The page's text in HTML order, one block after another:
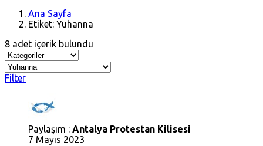
Ana Sayfa
Etiket: Yuhanna
8 adet içerik bulundu
Filter
Paylaşım : Antalya Protestan Kilisesi
7 Mayıs 2023